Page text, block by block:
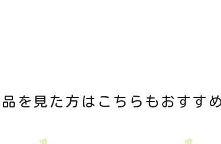
を見た方はこちらもおすす